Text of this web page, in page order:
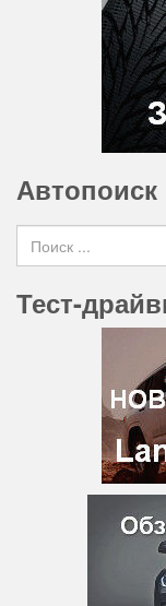
Автопоиск
Search for
Тест-